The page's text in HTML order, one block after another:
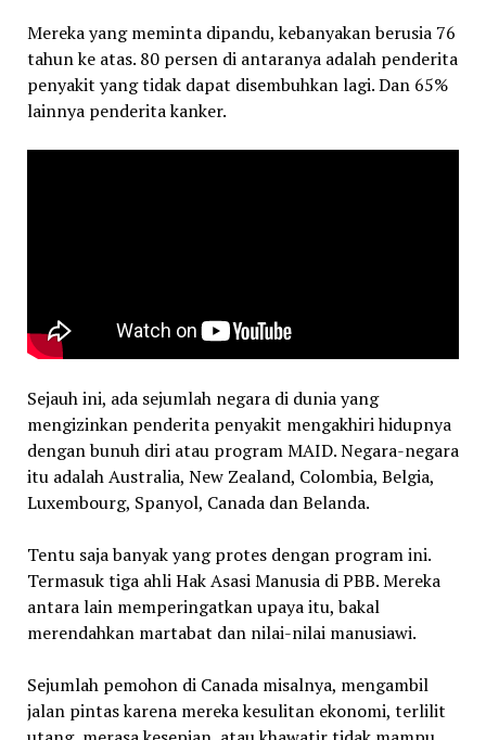
Mereka yang meminta dipandu, kebanyakan berusia 76
tahun ke atas. 80 persen di antaranya adalah penderita
penyakit yang tidak dapat disembuhkan lagi. Dan 65%
lainnya penderita kanker.
Sejauh ini, ada sejumlah negara di dunia yang
mengizinkan penderita penyakit mengakhiri hidupnya
dengan bunuh diri atau program MAID. Negara-negara
itu adalah Australia, New Zealand, Colombia, Belgia,
Luxembourg, Spanyol, Canada dan Belanda.
Tentu saja banyak yang protes dengan program ini.
Termasuk tiga ahli Hak Asasi Manusia di PBB. Mereka
antara lain memperingatkan upaya itu, bakal
merendahkan martabat dan nilai-nilai manusiawi.
Sejumlah pemohon di Canada misalnya, mengambil
jalan pintas karena mereka kesulitan ekonomi, terlilit